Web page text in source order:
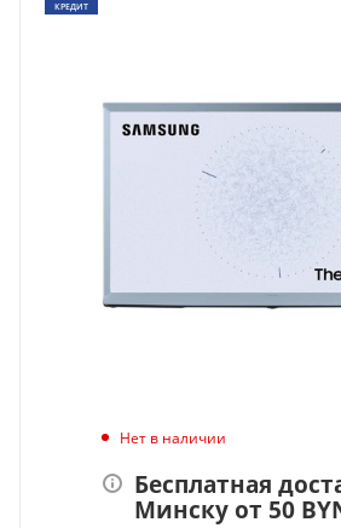
КРЕДИТ
Нет в наличии
Бесплатная
Минску от 50